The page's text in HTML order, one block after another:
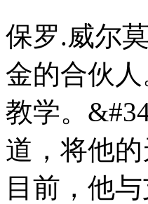
保罗.威尔
金的合伙
教学。
道，将他
目前，他